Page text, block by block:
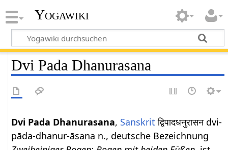
Yogawiki
Dvi Pada Dhanurasana
Dvi Pada Dhanurasana, Sanskrit द्विपादधनुरासन dvi-
pāda-dhanur-āsana n., deutsche Bezeichnung